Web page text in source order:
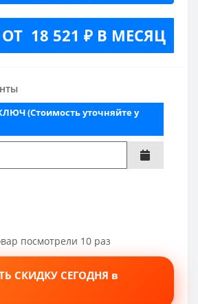
18 521 ₽ В МЕСЯЦ
(Стоимость уточняйте у
посмотрели 10 раз
СКИДКУ СЕГОДНЯ в